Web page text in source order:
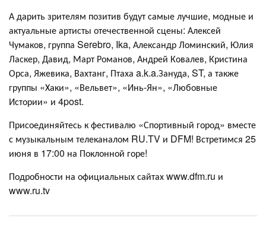
А дарить зрителям позитив будут самые лучшие, модные и
актуальные артисты отечественной сцены: Алексей
Чумаков, группа Serebro, Ika, Александр Ломинский, Юлия
Ласкер, Давид, Март Романов, Андрей Ковалев, Кристина
Орса, Яжевика, Вахтанг, Птаха a.k.a.Зануда, ST, а также
группы «Хаки», «Вельвет», «Инь-Ян», «Любовные
Истории» и 4post.
Присоединяйтесь к фестивалю «Спортивный город» вместе
с музыкальным телеканалом RU.TV и DFM! Встретимся 25
июня в 17:00 на Поклонной горе!
Подробности на официальных сайтах www.dfm.ru и
www.ru.tv